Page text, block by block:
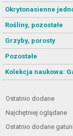
Rośliny, pozostałe
Grzyby, porosty
Pozostałe
Ostatnio dodane
Najchętniej oglądane
Ostatnio dodane